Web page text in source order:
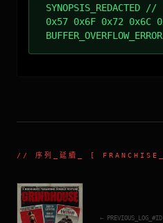
SYNOPSIS_REDACTED //
0x57 0x6F 0x72
// 序列_延續 _ [
←